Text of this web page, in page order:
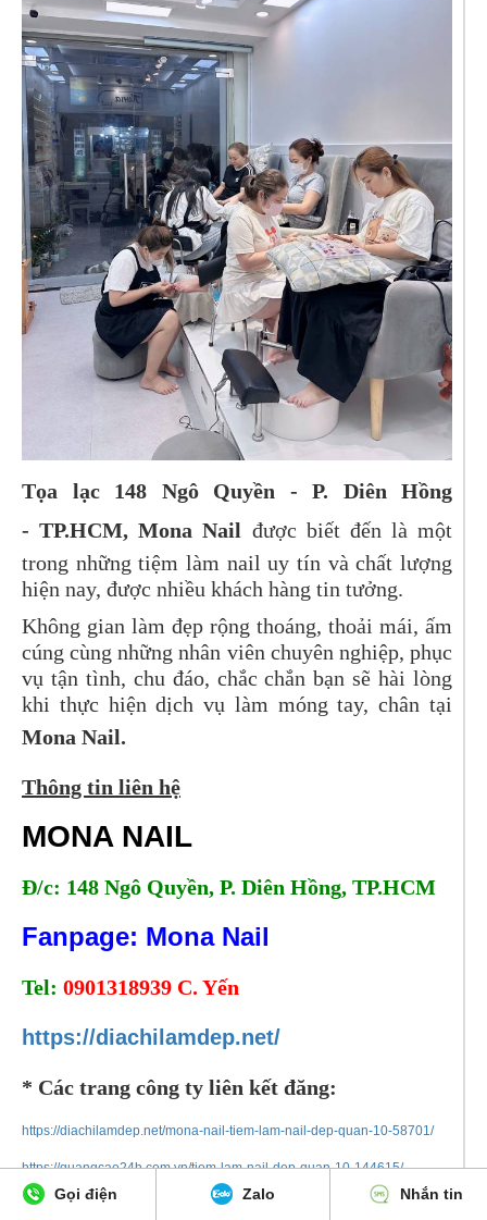
Tọa lạc148 Ngô Quyền - P. Diên Hồng
- TP.HCM, Mona Nail được biết đến là một
trong những tiệm làm nail uy tín và chất lượng
hiện nay, được nhiều khách hàng tin tưởng.
Không gian làm đẹp rộng thoáng, thoải mái, ấm
cúng cùng những nhân viên chuyên nghiệp, phục
vụ tận tình, chu đáo, chắc chắn bạn sẽ hài lòng
khi thực hiện dịch vụ làm móng tay, chân tại
Mona Nail.
Thông tin liên hệ
MONA NAIL
Đ/c: 148 Ngô Quyền, P. Diên Hồng, TP.HCM
Fanpage: Mona Nail
Tel: 0901318939 C. Yến
https://diachilamdep.net/
* Các trang công ty liên kết đăng:
https://diachilamdep.net/mona-nail-tiem-lam-nail-dep-quan-10-58701/
https://quangcao24h.com.vn/tiem-lam-nail-dep-quan-10-144615/
http://vieclam24gio.com.vn/mona-nail-tiem-lam-nail-dep-quan-10-
Gọi điện Zalo Nhắn tin